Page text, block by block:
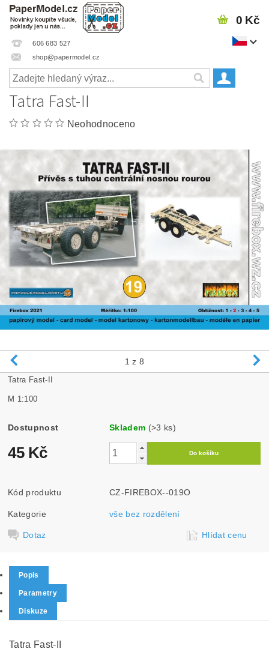
606 683 527
shop@papermodel.cz
0 Kč
Tatra Fast-II
Neohodnoceno
1 z 8
Tatra Fast-II
M 1:100
Dostupnost Skladem (>3 ks)
45 Kč
Kód produktu CZ-FIREBOX--019O
Kategorie vše bez rozdělení
Dotaz Hlídat cenu
Popis
Parametry
Diskuze
Tatra Fast-II